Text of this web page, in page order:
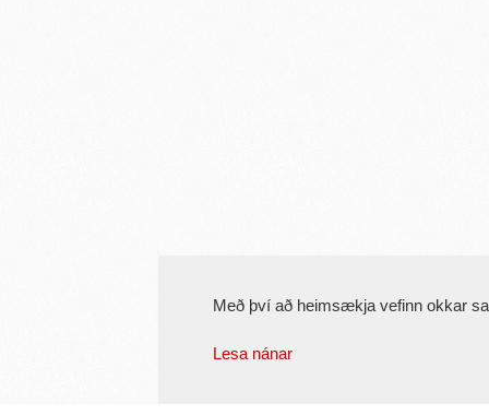
Með því að heimsækja vefinn okkar
Lesa nánar